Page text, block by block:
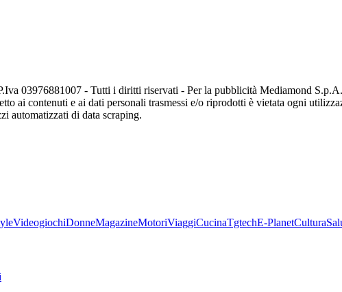
03976881007 - Tutti i diritti riservati - Per la pubblicità Mediamond
ai contenuti e ai dati personali trasmessi e/o riprodotti è vietata ogni
automatizzati di data scraping.
VideogiochiDonneMagazineMotoriViaggiCucinaTgtechE-PlanetCultura